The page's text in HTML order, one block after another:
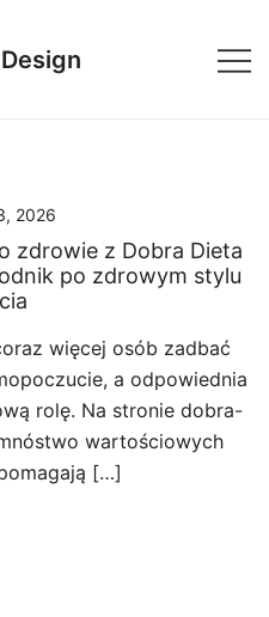
2026
zdrowie z Dobra Dieta
po zdrowym stylu
więcej osób zadbać
a odpowiednia
rolę. Na stronie dobra-
wartościowych
[…]